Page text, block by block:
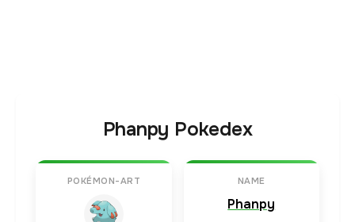
Phanpy Pokedex
POKÉMON-ART NAME
Phanpy